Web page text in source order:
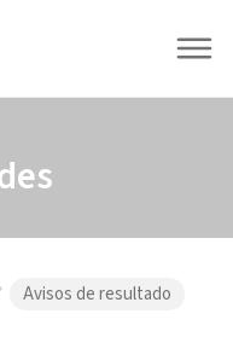
Avisos de resultado